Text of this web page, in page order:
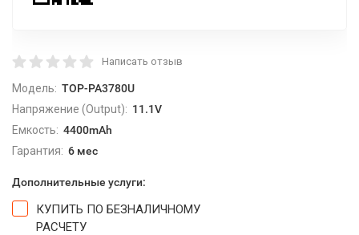
Написать отзыв
Модель: TOP-PA3780U
Напряжение (Output): 11.1V
Емкость: 4400mAh
Гарантия: 6 мес
Дополнительные услуги:
КУПИТЬ ПО БЕЗНАЛИЧНОМУ
РАСЧЕТУ